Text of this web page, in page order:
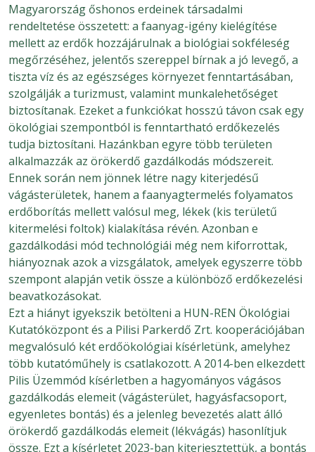
Magyarország őshonos erdeinek társadalmi
rendeltetése összetett: a faanyag-igény kielégítése
mellett az erdők hozzájárulnak a biológiai sokféleség
megőrzéséhez, jelentős szereppel bírnak a jó levegő, a
tiszta víz és az egészséges környezet fenntartásában,
szolgálják a turizmust, valamint munkalehetőséget
biztosítanak. Ezeket a funkciókat hosszú távon csak egy
ökológiai szempontból is fenntartható erdőkezelés
tudja biztosítani. Hazánkban egyre több területen
alkalmazzák az örökerdő gazdálkodás módszereit.
Ennek során nem jönnek létre nagy kiterjedésű
vágásterületek, hanem a faanyagtermelés folyamatos
erdőborítás mellett valósul meg, lékek (kis területű
kitermelési foltok) kialakítása révén. Azonban e
gazdálkodási mód technológiái még nem kiforrottak,
hiányoznak azok a vizsgálatok, amelyek egyszerre több
szempont alapján vetik össze a különböző erdőkezelési
beavatkozásokat.
Ezt a hiányt igyekszik betölteni a HUN-REN Ökológiai
Kutatóközpont és a Pilisi Parkerdő Zrt. kooperációjában
megvalósuló két erdőökológiai kísérletünk, amelyhez
több kutatóműhely is csatlakozott. A 2014-ben elkezdett
Pilis Üzemmód kísérletben a hagyományos vágásos
gazdálkodás elemeit (vágásterület, hagyásfacsoport,
egyenletes bontás) és a jelenleg bevezetés alatt álló
örökerdő gazdálkodás elemeit (lékvágás) hasonlítjuk
össze. Ezt a kísérletet 2023-ban kiterjesztettük, a bontás